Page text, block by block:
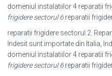
domeniul instalatiilor 4 reparatii
frigidere sectorul 6reparatii
reparatii frigidere sectorul 2.
Indesit sunt importate din Italia,
domeniul instalatiilor 4 reparatii
frigidere sectorul 6reparatii